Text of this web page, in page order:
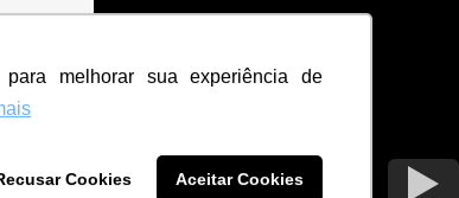
para melhorar sua experiência de
Cookies Aceitar Cookies